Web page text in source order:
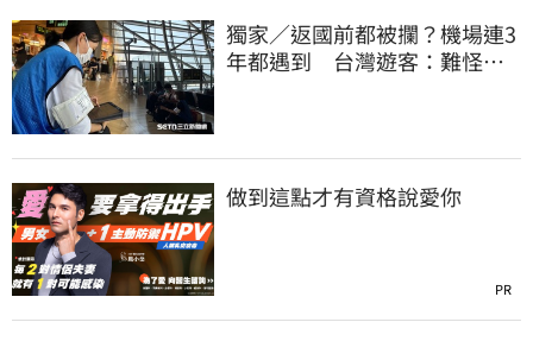
獨家／返國前都被攔？機場連3
年都遇到 台灣遊客：難怪日
做到這點才有資格說愛你
PR